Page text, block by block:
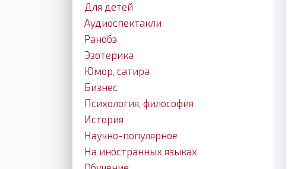
Для детей
Аудиоспектакли
Ранобэ
Эзотерика
Юмор, сатира
Бизнес
Психология, философия
История
Научно-популярное
На иностранных языках